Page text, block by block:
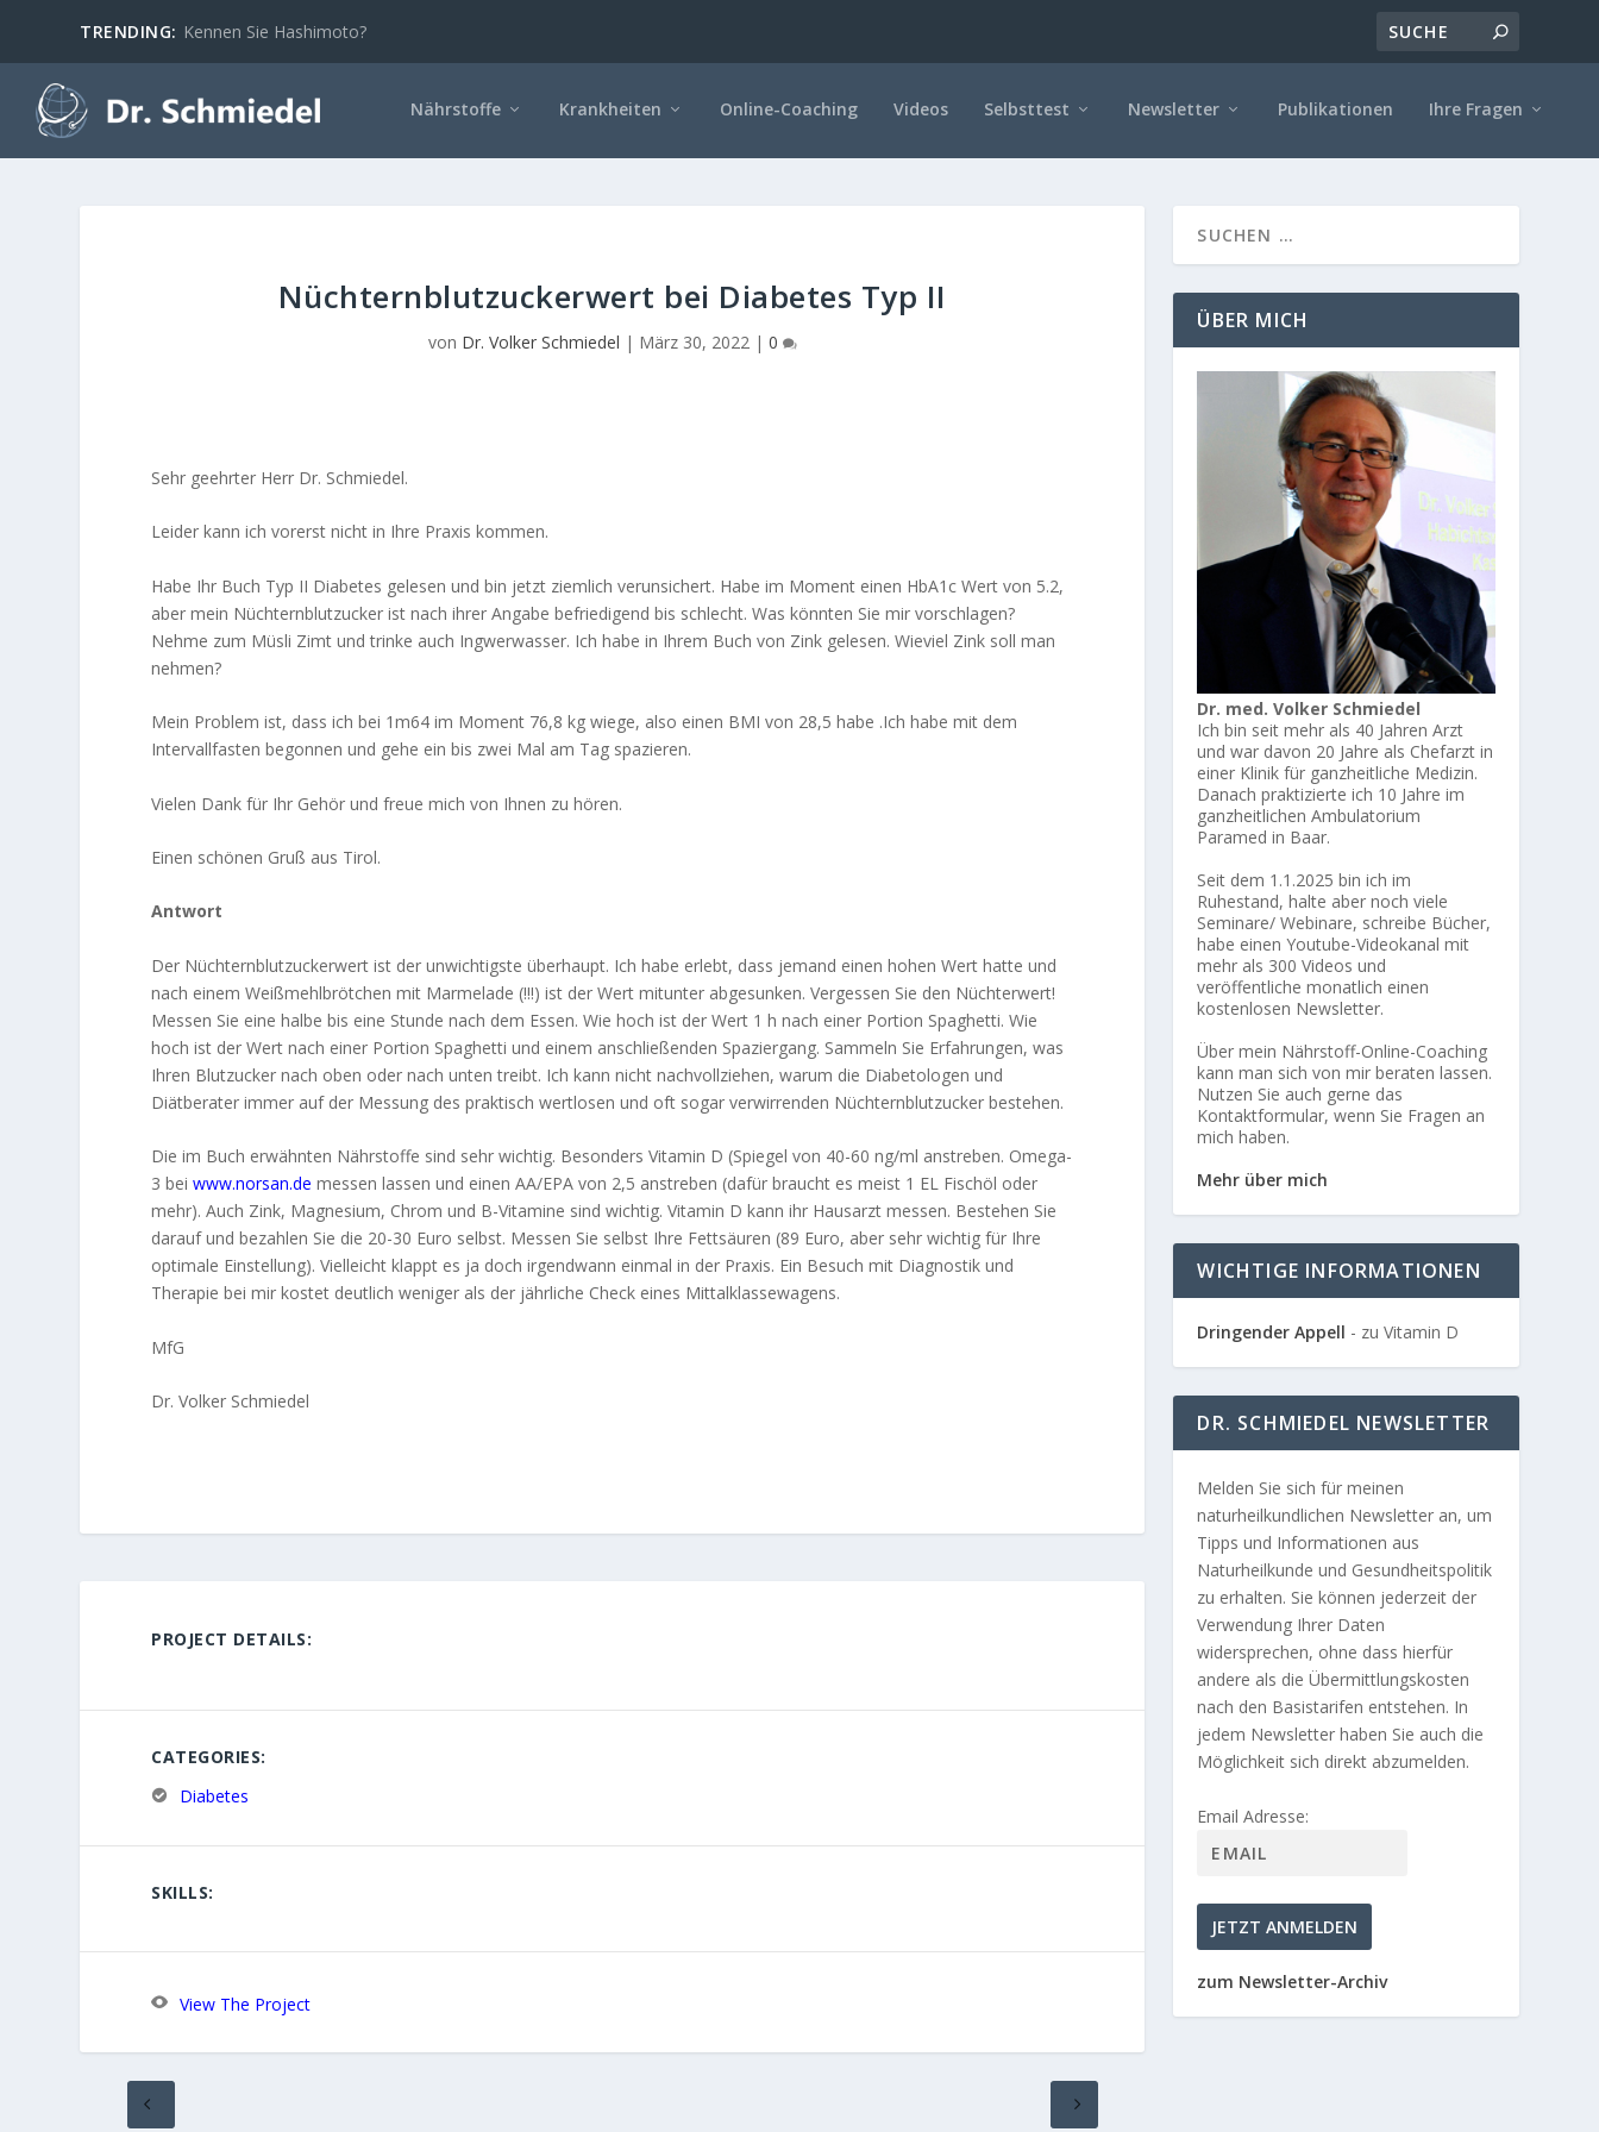
TRENDING: Kennen Sie Hashimoto?
Nährstoffe Krankheiten Online-Coaching Videos Selbsttest Newsletter Publikationen Ihre Fragen
Nüchternblutzuckerwert bei Diabetes Typ II
von Dr. Volker Schmiedel | März 30, 2022| 0
Sehr geehrter Herr Dr. Schmiedel.
Leider kann ich vorerst nicht in Ihre Praxis kommen.
Habe Ihr Buch Typ II Diabetes gelesen und bin jetzt ziemlich verunsichert. Habe im Moment einen HbA1c Wert von 5.2,
aber mein Nüchternblutzucker ist nach ihrer Angabe befriedigend bis schlecht. Was könnten Sie mir vorschlagen?
Nehme zum Müsli Zimt und trinke auch Ingwerwasser. Ich habe in Ihrem Buch von Zink gelesen. Wieviel Zink soll man
nehmen?
Mein Problem ist, dass ich bei 1m64 im Moment 76,8 kg wiege, also einen BMI von 28,5 habe .Ich habe mit dem
Intervallfasten begonnen und gehe ein bis zwei Mal am Tag spazieren.
Vielen Dank für Ihr Gehör und freue mich von Ihnen zu hören.
Einen schönen Gruß aus Tirol.
Antwort
Der Nüchternblutzuckerwert ist der unwichtigste überhaupt. Ich habe erlebt, dass jemand einen hohen Wert hatte und
nach einem Weißmehlbrötchen mit Marmelade (!!!) ist der Wert mitunter abgesunken. Vergessen Sie den Nüchterwert!
Messen Sie eine halbe bis eine Stunde nach dem Essen. Wie hoch ist der Wert 1 h nach einer Portion Spaghetti. Wie
hoch ist der Wert nach einer Portion Spaghetti und einem anschließenden Spaziergang. Sammeln Sie Erfahrungen, was
Ihren Blutzucker nach oben oder nach unten treibt. Ich kann nicht nachvollziehen, warum die Diabetologen und
Diätberater immer auf der Messung des praktisch wertlosen und oft sogar verwirrenden Nüchternblutzucker bestehen.
Die im Buch erwähnten Nährstoffe sind sehr wichtig. Besonders Vitamin D (Spiegel von 40-60 ng/ml anstreben. Omega-
3 beiwww.norsan.de messen lassen und einen AA/EPA von 2,5 anstreben (dafür braucht es meist 1 EL Fischöl oder
mehr). Auch Zink, Magnesium, Chrom und B-Vitamine sind wichtig. Vitamin D kann ihr Hausarzt messen. Bestehen Sie
darauf und bezahlen Sie die 20-30 Euro selbst. Messen Sie selbst Ihre Fettsäuren (89 Euro, aber sehr wichtig für Ihre
optimale Einstellung). Vielleicht klappt es ja doch irgendwann einmal in der Praxis. Ein Besuch mit Diagnostik und
Therapie bei mir kostet deutlich weniger als der jährliche Check eines Mittalklassewagens.
MfG
Dr. Volker Schmiedel
PROJECT DETAILS:
CATEGORIES:
Diabetes
SKILLS:
View The Project
ÜBER MICH
Dr. med. Volker Schmiedel
Ich bin seit mehr als 40 Jahren Arzt
und war davon 20 Jahre als Chefarzt in
einer Klinik für ganzheitliche Medizin.
Danach praktizierte ich 10 Jahre im
ganzheitlichen Ambulatorium
Paramed in Baar.
Seit dem 1.1.2025 bin ich im
Ruhestand, halte aber noch viele
Seminare/ Webinare, schreibe Bücher,
habe einen Youtube-Videokanal mit
mehr als 300 Videos und
veröffentliche monatlich einen
kostenlosen Newsletter.
Über mein Nährstoff-Online-Coaching
kann man sich von mir beraten lassen.
Nutzen Sie auch gerne das
Kontaktformular, wenn Sie Fragen an
mich haben.
Mehr über mich
WICHTIGE INFORMATIONEN
Dringender Appell - zu Vitamin D
DR. SCHMIEDEL NEWSLETTER
Melden Sie sich für meinen
naturheilkundlichen Newsletter an, um
Tipps und Informationen aus
Naturheilkunde und Gesundheitspolitik
zu erhalten. Sie können jederzeit der
Verwendung Ihrer Daten
widersprechen, ohne dass hierfür
andere als die Übermittlungskosten
nach den Basistarifen entstehen. In
jedem Newsletter haben Sie auch die
Möglichkeit sich direkt abzumelden.
Email Adresse:
zum Newsletter-Archiv